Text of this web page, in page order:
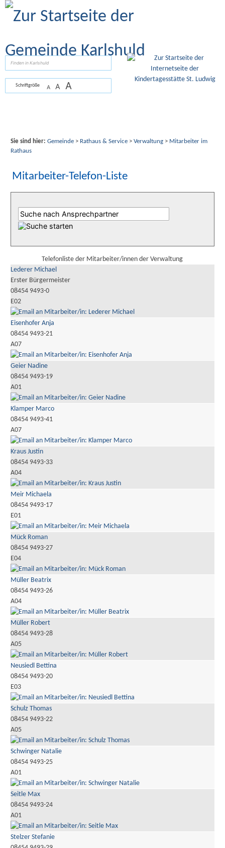
Zum Inhalt
Schriftgröße A A A
Sie sind hier: Gemeinde> Rathaus & Service> Verwaltung> Mitarbeiter im
Rathaus
Mitarbeiter-Telefon-Liste
Telefonliste der Mitarbeiter/innen der Verwaltung
Lederer Michael
Erster Bürgermeister
08454 9493-0
E02
Eisenhofer Anja
08454 9493-21
A07
Geier Nadine
08454 9493-19
A01
Klamper Marco
08454 9493-41
A07
Kraus Justin
08454 9493-33
A04
Meir Michaela
08454 9493-17
E01
Mück Roman
08454 9493-27
E04
Müller Beatrix
08454 9493-26
A04
Müller Robert
08454 9493-28
A05
Neusiedl Bettina
08454 9493-20
E03
Schulz Thomas
08454 9493-22
A05
Schwinger Natalie
08454 9493-25
A01
Seitle Max
08454 9493-24
A01
Stelzer Stefanie